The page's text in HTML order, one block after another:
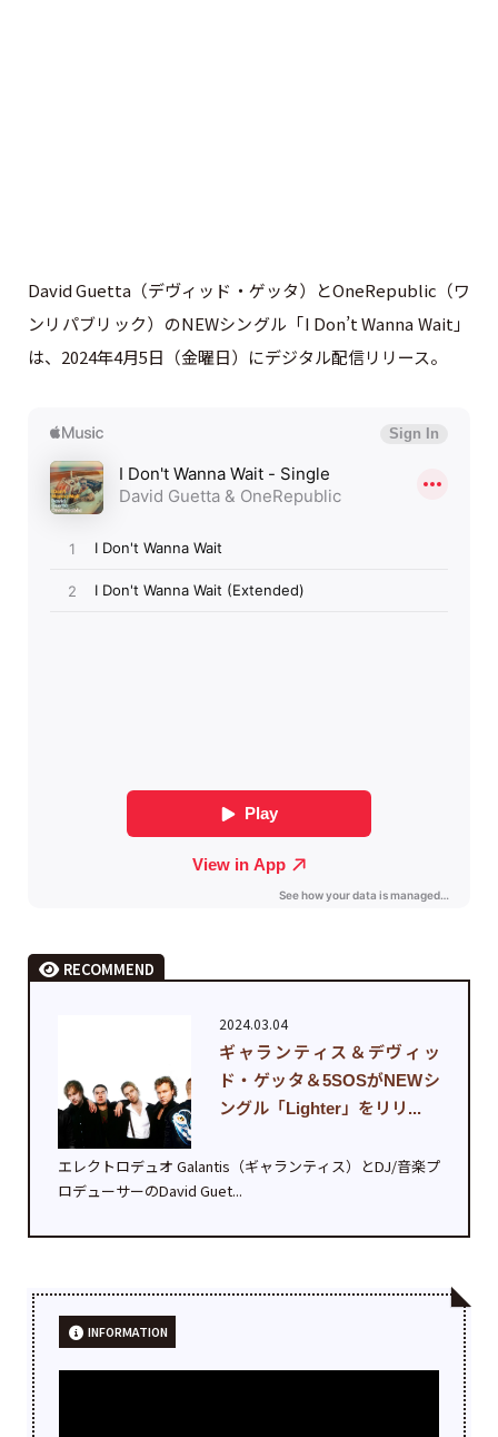
David Guetta（デヴィッド・ゲッタ）とOneRepublic（ワ
ンリパブリック）のNEWシングル「I Don’t Wanna Wait」
は、2024年4月5日（金曜日）にデジタル配信リリース。
RECOMMEND
2024.03.04
ギャランティス＆デヴィッ
ド・ゲッタ＆5SOSがNEWシ
ングル「Lighter」をリリ...
エレクトロデュオ Galantis（ギャランティス）とDJ/音楽プ
ロデューサーのDavid Guet...
INFORMATION